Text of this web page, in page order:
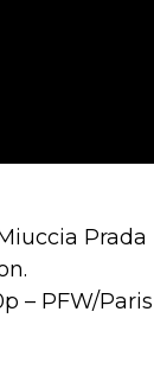
Prada
– PFW/Paris